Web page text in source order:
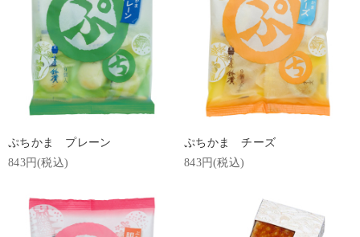
ぷちかま プレーン
843円(税込)
ぷちかま チーズ
843円(税込)